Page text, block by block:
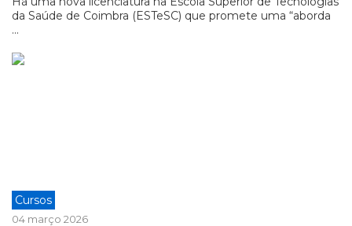
da Saúde de Coimbra (ESTeSC) que promete uma “aborda
...
Cursos
04 março 2026